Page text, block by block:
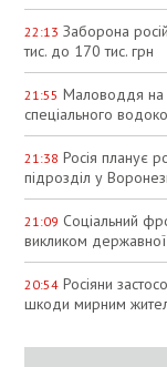
22:13 Заборона
тис. до 170 тис. грн
21:55 Маловоддя на
спеціального
21:38 Росія планує
підрозділ у
21:09 Соціальний
викликом державної
20:54 Росіяни
шкоди мирним